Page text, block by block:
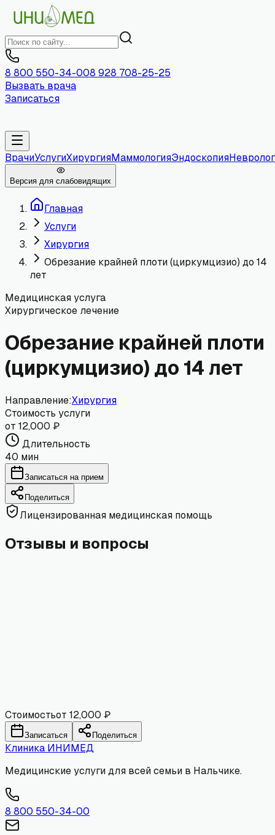
8 800 550-34-008 928 708-25-25
Вызвать врача
Записаться
ВрачиУслугиХирургияМаммологияЭндоскопия
Версия для слабовидящих
Главная
Услуги
Хирургия
Обрезание крайней плоти (циркумцизио) до 14
лет
Медицинская услуга
Хирургическое лечение
Обрезание крайней плоти
(циркумцизио) до 14 лет
Направление:Хирургия
Стоимость услуги
от 12,000 ₽
Длительность
40 мин
Записаться на прием
Поделиться
Лицензированная медицинская помощь
Отзывы и вопросы
Стоимостьот 12,000 ₽
Записаться Поделиться
Клиника ИНИМЕД
Медицинские услуги для всей семьи в Нальчике.
8 800 550-34-00